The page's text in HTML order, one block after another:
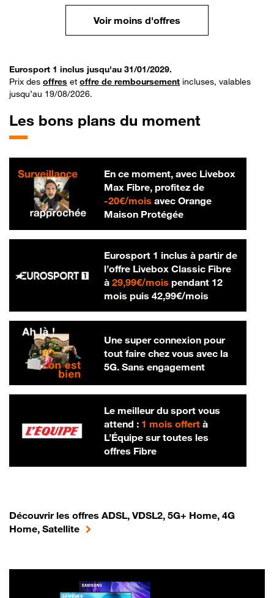
Voir moins d'offres
Eurosport 1 inclus jusqu'au 31/01/2029.
Prix des offres et offre de remboursement incluses, valables
jusqu’au 19/08/2026.
Les bons plans du moment
En ce moment, avec Livebox
Max Fibre, profitez de
-20€/mois20 € par mois
avec Orange
Maison Protégée
Eurosport 1 inclus à partir de
l’offre Livebox Classic Fibre
à 29,99€/mois29,99 € par mois
pendant 12
mois puis 42,99€/mois42,99 € par
Une super connexion pour
tout faire chez vous avec la
5G. Sans engagement
Le meilleur du sport vous
attend : 1 mois offertà
L’Équipe sur toutes les
offres Fibre
Découvrir les offres ADSL, VDSL2, 5G+ Home, 4G
Home, Satellite